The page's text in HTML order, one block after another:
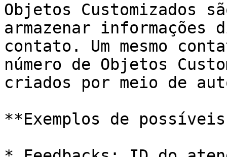
Objetos Customizados
armazenar informações
contato. Um mesmo
número de Objetos
criados por meio de
**Exemplos de